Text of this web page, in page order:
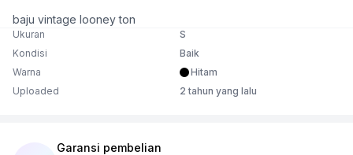
baju vintage looney ton
Ukuran
S
Kondisi
Baik
Warna
Hitam
Uploaded
2 tahun yang lalu
Garansi pembelian